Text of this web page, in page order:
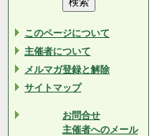
このページについて
主催者について
メルマガ登録と解除
サイトマップ
お問合せ
主催者へのメール